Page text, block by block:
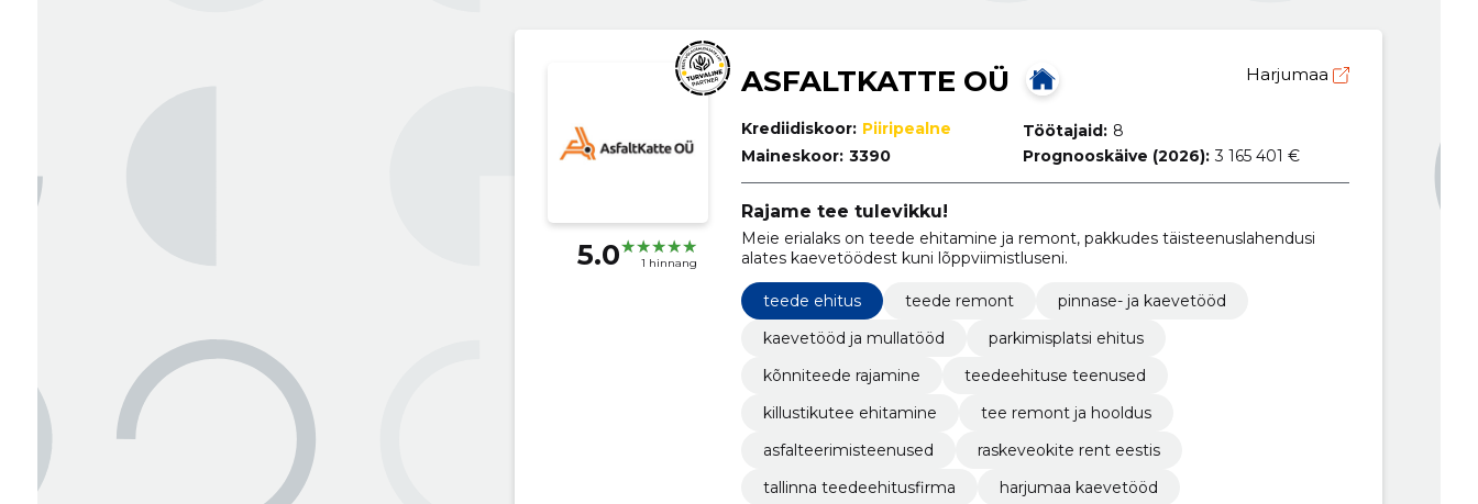
5.0 1 hinnang
ASFALTKATTE OÜ Harjumaa
Krediidiskoor: Piiripealne
Maineskoor: 3390
Töötajaid: 8
Prognooskäive (2026): 3 165 401 €
Rajame tee tulevikku!
Meie erialaks on teede ehitamine ja remont, pakkudes täisteenuslahendusi
alates kaevetöödest kuni lõppviimistluseni.
teede ehitus teede remont
pinnase- ja kaevetööd
kaevetööd ja mullatööd
parkimisplatsi ehitus
kõnniteede rajamine
teedeehituse teenused
killustikutee ehitamine
tee remont ja hooldus
asfalteerimisteenused
raskeveokite rent eestis
tallinna teedeehitusfirma
harjumaa kaevetööd